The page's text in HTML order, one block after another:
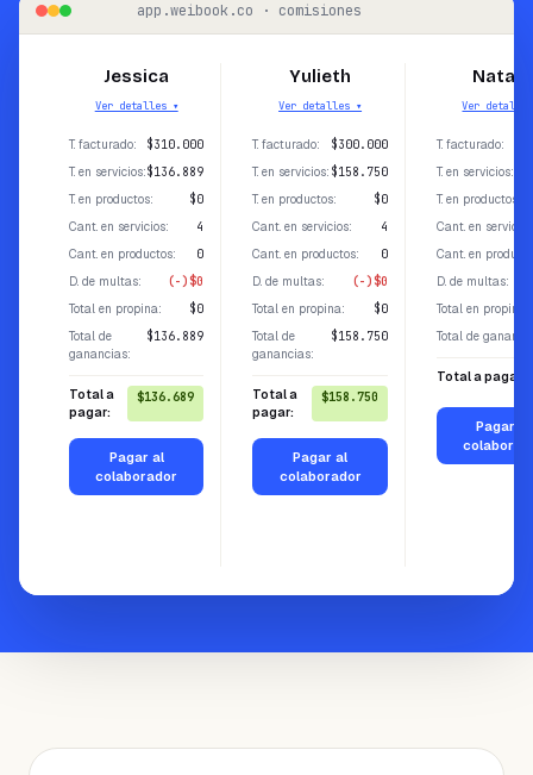
app.weibook.co · comisiones
Jessica
Ver detalles ▾
T. facturado:
$310.000
T. en servicios:$136.889
T. en productos:
$0
Cant. en servicios:
4
Cant. en productos:
0
D. de multas:
(-)$0
Total en propina:
$0
Total de
ganancias:
$136.889
Total a
pagar:
$136.689
Pagar al
colaborador
Yulieth
Ver detalles ▾
T. facturado:
$300.000
T. en servicios: $158.750
T. en productos:
$0
Cant. en servicios:
4
Cant. en productos:
0
D. de multas:
(-)$0
Total en propina:
$0
Total de
ganancias:
$158.750
Total a
pagar:
$158.750
Pagar al
colaborador
Ver
T. facturado:
T. en servicios:
T. en productos
Cant. en servicios
Cant. en
D. de multas:
Total en propina
Total de
Total a pagar:
Pagar al